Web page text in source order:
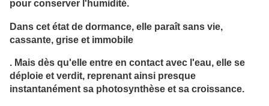
pour conserver l'humidité.
Dans cet état de dormance, elle paraît sans vie,
cassante, grise et immobile
. Mais dès qu'elle entre en contact avec l'eau, elle se
déploie et verdit, reprenant ainsi presque
instantanément sa photosynthèse et sa croissance.